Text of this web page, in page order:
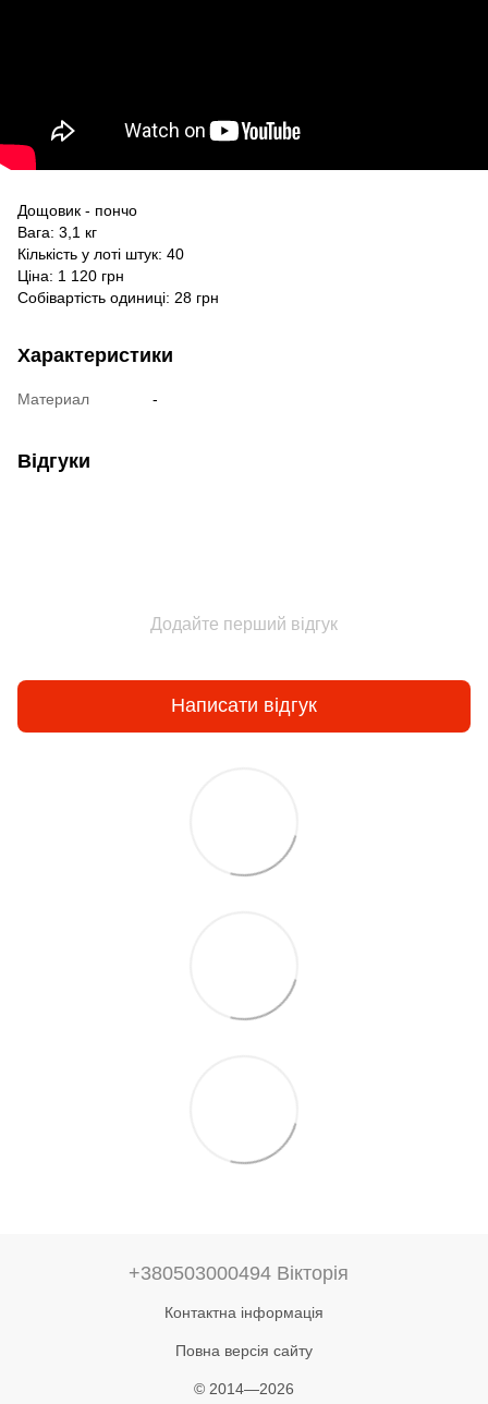
Дощовик - пончо
Вага: 3,1 кг
Кількість у лоті штук: 40
Ціна: 1 120 грн
Собівартість одиниці: 28 грн
Характеристики
Материал -
Відгуки
Додайте перший відгук
Написати відгук
+380503000494 Вікторія
Контактна інформація
Повна версія сайту
© 2014—2026